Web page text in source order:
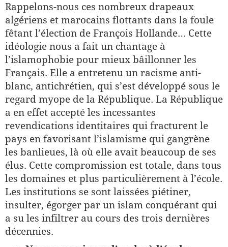
Rappelons-nous ces nombreux drapeaux
algériens et marocains flottants dans la foule
fêtant l’élection de François Hollande… Cette
idéologie nous a fait un chantage à
l’islamophobie pour mieux bâillonner les
Français. Elle a entretenu un racisme anti-
blanc, antichrétien, qui s’est développé sous le
regard myope de la République. La République
a en effet accepté les incessantes
revendications identitaires qui fracturent le
pays en favorisant l’islamisme qui gangrène
les banlieues, là où elle avait beaucoup de ses
élus. Cette compromission est totale, dans tous
les domaines et plus particulièrement à l’école.
Les institutions se sont laissées piétiner,
insulter, égorger par un islam conquérant qui
a su les infiltrer au cours des trois dernières
décennies.